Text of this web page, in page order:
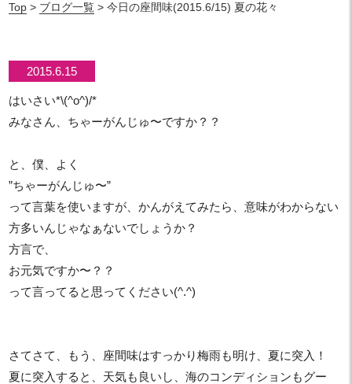
Top > ブログ一覧 > 今日の座間味(2015.6/15) 夏の花々
2015.6.15
はいさい*\(^o^)/*
みなさん、ちゃーがんじゅ〜ですか？？
と、僕、よく
”ちゃーがんじゅ〜”
って言葉を使いますが、かんがえてみたら、意味がわからない
方多いんじゃなぁないでしょうか？
方言で、
お元気ですか〜？？
って言ってると思ってください(^.^)
さてさて、もう、座間味はすっかり梅雨も明け、夏に突入！
夏に突入すると、天気も良いし、海のコンディションもグー